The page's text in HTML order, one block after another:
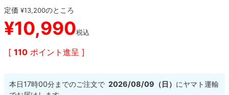
定価 ¥13,200のところ
¥10,990税込
[ 110 ポイント進呈 ]
本日17時00分までのご注文で 2026/08/09（日） にヤマト運輸
高性能デッキ